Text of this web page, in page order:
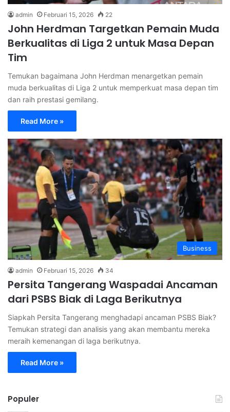
admin Februari 15, 2026 22
John Herdman Targetkan Pemain Muda
Berkualitas di Liga 2 untuk Masa Depan
Tim
Temukan bagaimana John Herdman menargetkan pemain
muda berkualitas di Liga 2 untuk memperkuat masa depan tim
dan raih prestasi gemilang.
Read More »
Business
admin Februari 15, 2026 34
Persita Tangerang Waspadai Ancaman
dari PSBS Biak di Laga Berikutnya
Siapkah Persita Tangerang menghadapi ancaman PSBS Biak?
Temukan strategi dan analisis yang akan membantu mereka
meraih kemenangan di laga berikutnya.
Read More »
Populer